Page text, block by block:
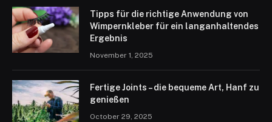
Tipps für die richtige Anwendung von
Wimpernkleber für ein langanhaltendes
Ergebnis
November 1, 2025
Fertige Joints – die bequeme Art, Hanf zu
genießen
October 29, 2025